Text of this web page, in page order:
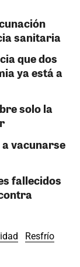
sanitaria
que dos
ya está a
solo la
vacunarse
fallecidos
Resfrío